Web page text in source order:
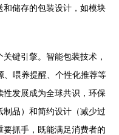
储存的包装设计，如模块
键引擎。智能包装技术，
、喂养提醒、个性化推荐等
发展成为全球共识，环保
品）和简约设计（减少过
抓手，既能满足消费者的